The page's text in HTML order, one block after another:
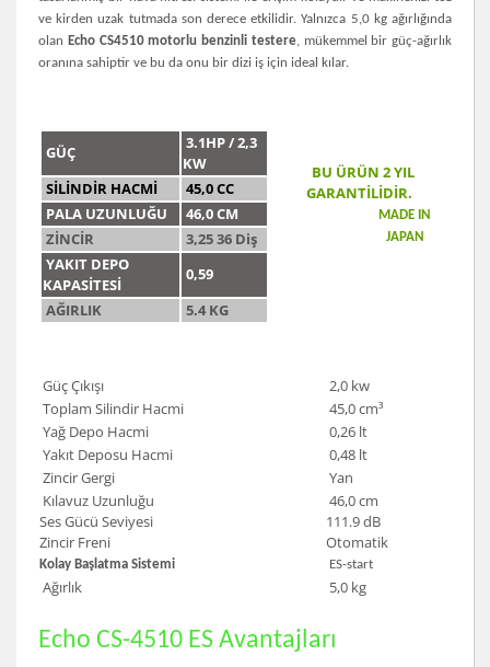
ve kirden uzak tutmada son derece etkilidir. Yalnızca 5,0 kg ağırlığında
olan Echo CS4510 motorlu benzinli testere, mükemmel bir güç-ağırlık
oranına sahiptir ve bu da onu bir dizi iş için ideal kılar.
GÜÇ
3.1HP / 2,3
KW
SİLİNDİR HACMİ
45,0 CC
PALA UZUNLUĞU
46,0 CM
ZİNCİR
3,25 36 Diş
YAKIT DEPO
KAPASİTESİ
0,59
AĞIRLIK
5.4 KG
BU ÜRÜN 2 YIL
GARANTİLİDİR.
MADE IN
JAPAN
Güç Çıkışı
2,0 kw
Toplam Silindir Hacmi
45,0 cm³
Yağ Depo Hacmi
0,26 lt
Yakıt Deposu Hacmi
0,48 lt
Zincir Gergi
Yan
Kılavuz Uzunluğu
Ses Gücü Seviyesi
Zincir Freni
Kolay Başlatma Sistemi
46,0 cm
111.9 dB
Otomatik
ES-start
Ağırlık 5,0 kg
Echo CS-4510 ES Avantajları